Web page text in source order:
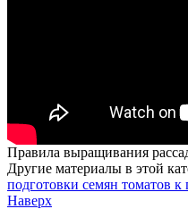
Правила выращивания
Другие материалы в этой
подготовки семян томатов к
Наверх